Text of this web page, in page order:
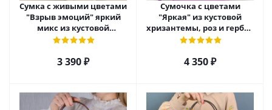
Сумка с живыми цветами
"Взрыв эмоций" яркий
микс из кустовой
хризантемы, розы и
3 390₽
Сумочка с цветами
"Яркая" из кустовой
хризантемы, роз и гербер
арт. 42134
4 350₽